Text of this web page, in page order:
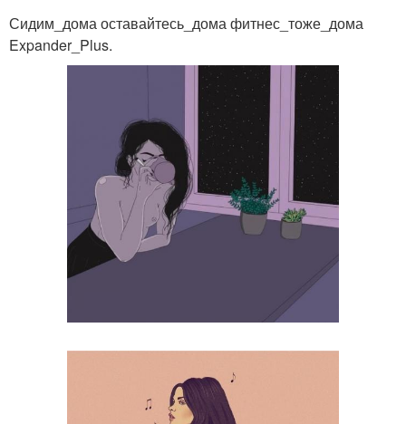
Сидим_дома оставайтесь_дома фитнес_тоже_дома
Expander_Plus.